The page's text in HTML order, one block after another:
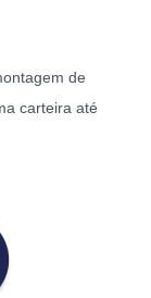
de
carteira até